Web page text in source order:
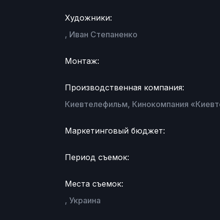
Художники:
, Иван Степаненко
Монтаж:
Производственная компания:
Киевтелефильм, Кинокомпания
Маркетинговый бюджет:
Период съемок:
Места съемок:
, Украина